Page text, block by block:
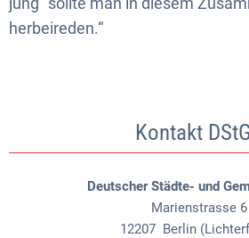
herbeireden.“
Kontakt
Deutscher Städte- und
Marienstrasse 6
12207 Berlin